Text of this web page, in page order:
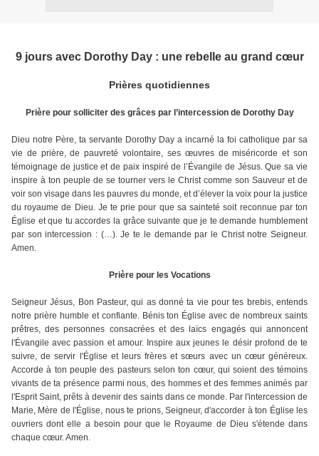
9 jours avec Dorothy Day : une rebelle au grand cœur
Prières quotidiennes
Prière pour solliciter des grâces par l’intercession de Dorothy Day
Dieu notre Père, ta servante Dorothy Day a incarné la foi catholique par sa
vie de prière, de pauvreté volontaire, ses œuvres de miséricorde et son
témoignage de justice et de paix inspiré de l’Évangile de Jésus. Que sa vie
inspire à ton peuple de se tourner vers le Christ comme son Sauveur et de
voir son visage dans les pauvres du monde, et d’élever la voix pour la justice
du royaume de Dieu. Je te prie pour que sa sainteté soit reconnue par ton
Église et que tu accordes la grâce suivante que je te demande humblement
par son intercession : (…). Je te le demande par le Christ notre Seigneur.
Amen.
Prière pour les Vocations
Seigneur Jésus, Bon Pasteur, qui as donné ta vie pour tes brebis, entends
notre prière humble et confiante. Bénis ton Église avec de nombreux saints
prêtres, des personnes consacrées et des laïcs engagés qui annoncent
l'Évangile avec passion et amour. Inspire aux jeunes le désir profond de te
suivre, de servir l'Église et leurs frères et sœurs avec un cœur généreux.
Accorde à ton peuple des pasteurs selon ton cœur, qui soient des témoins
vivants de ta présence parmi nous, des hommes et des femmes animés par
l'Esprit Saint, prêts à devenir des saints dans ce monde. Par l'intercession de
Marie, Mère de l'Église, nous te prions, Seigneur, d'accorder à ton Église les
ouvriers dont elle a besoin pour que le Royaume de Dieu s'étende dans
chaque cœur. Amen.